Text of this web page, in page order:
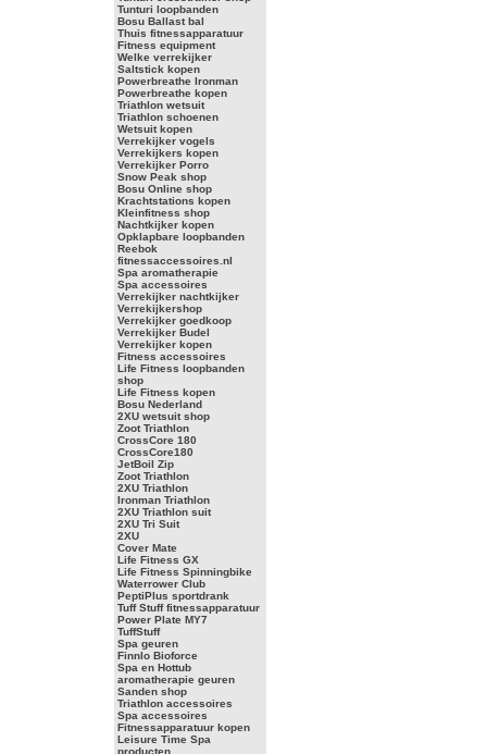
Tunturi loopbanden
Bosu Ballast bal
Thuis fitnessapparatuur
Fitness equipment
Welke verrekijker
Saltstick kopen
Powerbreathe Ironman
Powerbreathe kopen
Triathlon wetsuit
Triathlon schoenen
Wetsuit kopen
Verrekijker vogels
Verrekijkers kopen
Verrekijker Porro
Snow Peak shop
Bosu Online shop
Krachtstations kopen
Kleinfitness shop
Nachtkijker kopen
Opklapbare loopbanden
Reebok
fitnessaccessoires.nl
Spa aromatherapie
Spa accessoires
Verrekijker nachtkijker
Verrekijkershop
Verrekijker goedkoop
Verrekijker Budel
Verrekijker kopen
Fitness accessoires
Life Fitness loopbanden
shop
Life Fitness kopen
Bosu Nederland
2XU wetsuit shop
Zoot Triathlon
CrossCore 180
CrossCore180
JetBoil Zip
Zoot Triathlon
2XU Triathlon
Ironman Triathlon
2XU Triathlon suit
2XU Tri Suit
2XU
Cover Mate
Life Fitness GX
Life Fitness Spinningbike
Waterrower Club
PeptiPlus sportdrank
Tuff Stuff fitnessapparatuur
Power Plate MY7
TuffStuff
Spa geuren
Finnlo Bioforce
Spa en Hottub
aromatherapie geuren
Sanden shop
Triathlon accessoires
Spa accessoires
Fitnessapparatuur kopen
Leisure Time Spa
producten